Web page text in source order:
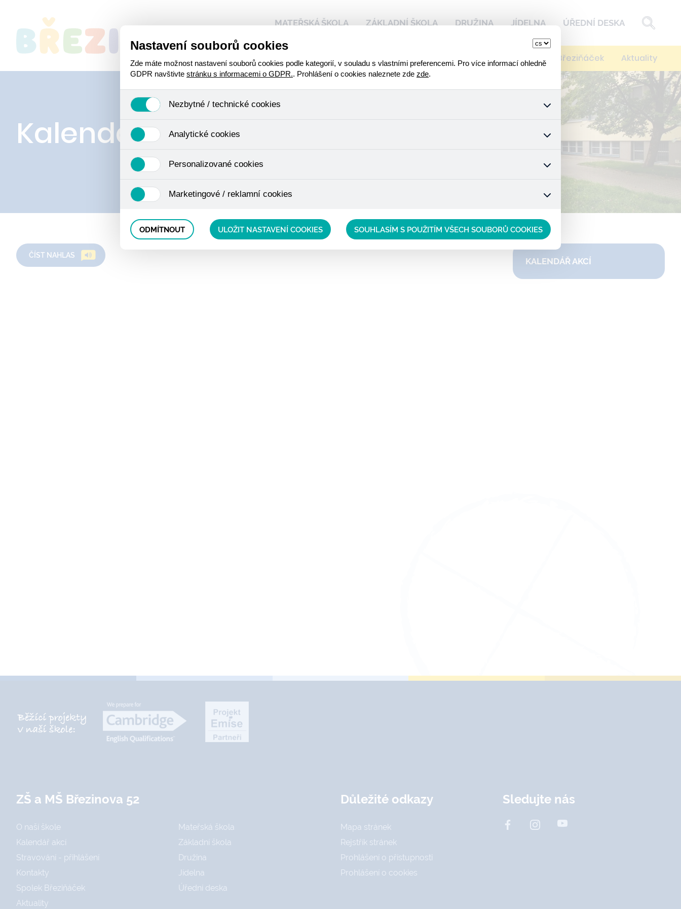
MATEŘSKÁ ŠKOLA ZÁKLADNÍ ŠKOLA DRUŽINA JÍDELNA ÚŘEDNÍ DESKA
O naší škole Kalendář akcí Stravování - přihlášení Kontakty Spolek Březiňáček Aktuality
Kalendář akcí
ČÍST NAHLAS
KALENDÁŘ AKCÍ
ZŠ a MŠ Březinova 52
O naší škole
Kalendář akcí
Stravování - přihlášení
Kontakty
Spolek Březiňáček
Aktuality
Mateřská škola
Základní škola
Družina
Jídelna
Úřední deska
Důležité odkazy
Mapa stránek
Rejstřík stránek
Prohlášení o přístupnosti
Prohlášení o cookies
Sledujte nás
Nastavení souborů cookies
Zde máte možnost nastavení souborů cookies podle kategorií, v souladu s vlastními preferencemi. Pro více informací ohledně
GDPR navštivte stránku s informacemi o GDPR.. Prohlášení o cookies naleznete zde zde.
Nezbytné / technické cookies
Používají se mimo jiné k ukládání produktů v nákupním košíku, ovládání filtrů a také nastavení souhlasu s uživáním cookies.
Analytické cookies
se již nejedná o osobní údaje, protože anonymizované cookies nelze přiřadit konkrétnímu uživateli. Proto nedokážeme zjistit
Personalizované cookies
zkušenosti. Díky nim můžeme nabídku přímo přizpůsobit vašim preferencím, což vám pomůže vyhnout se nevhodným
Marketingové / reklamní cookies
ODMÍTNOUT ULOŽIT NASTAVENÍ COOKIES SOUHLASÍM S POUŽITÍM VŠECH SOUBORŮ COOKIES